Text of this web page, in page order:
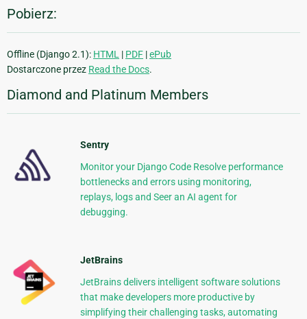
Pobierz:
Offline (Django 2.1): HTML | PDF |ePub
Dostarczone przez Read the Docs.
Diamond and Platinum Members
Sentry
Monitor your Django Code Resolve performance
bottlenecks and errors using monitoring,
replays, logs and Seer an AI agent for
debugging.
JetBrains
JetBrains delivers intelligent software solutions
that make developers more productive by
simplifying their challenging tasks, automating